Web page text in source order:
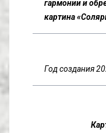
гармонии и
картина
Год создания